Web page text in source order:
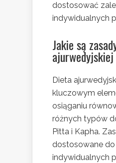
dostosować
indywidualnych
Jakie są
Dieta
kluczowym
osiąganiu
różnych typów
Pitta i Kapha.
dostosowane do
indywidualnych